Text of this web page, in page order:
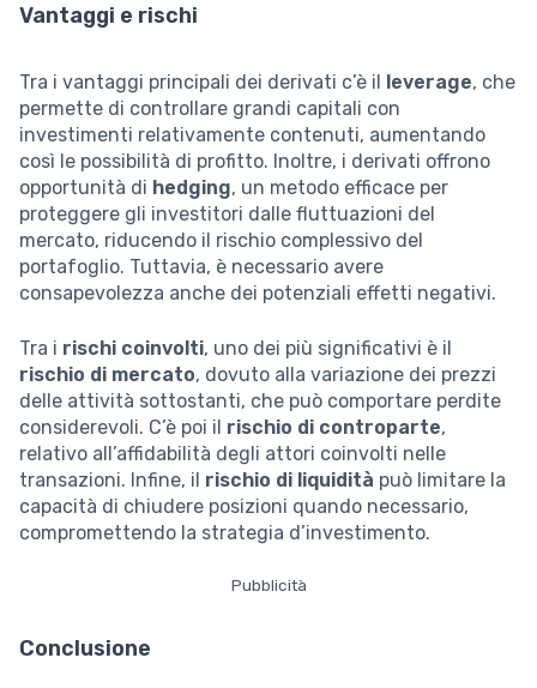
Vantaggi e rischi
Tra i vantaggi principali dei derivati c’è il leverage, che
permette di controllare grandi capitali con
investimenti relativamente contenuti, aumentando
così le possibilità di profitto. Inoltre, i derivati offrono
opportunità di hedging, un metodo efficace per
proteggere gli investitori dalle fluttuazioni del
mercato, riducendo il rischio complessivo del
portafoglio. Tuttavia, è necessario avere
consapevolezza anche dei potenziali effetti negativi.
Tra i rischi coinvolti, uno dei più significativi è il
rischio di mercato, dovuto alla variazione dei prezzi
delle attività sottostanti, che può comportare perdite
considerevoli. C’è poi il rischio di controparte,
relativo all’affidabilità degli attori coinvolti nelle
transazioni. Infine, il rischio di liquidità può limitare la
capacità di chiudere posizioni quando necessario,
compromettendo la strategia d’investimento.
Pubblicità
Conclusione